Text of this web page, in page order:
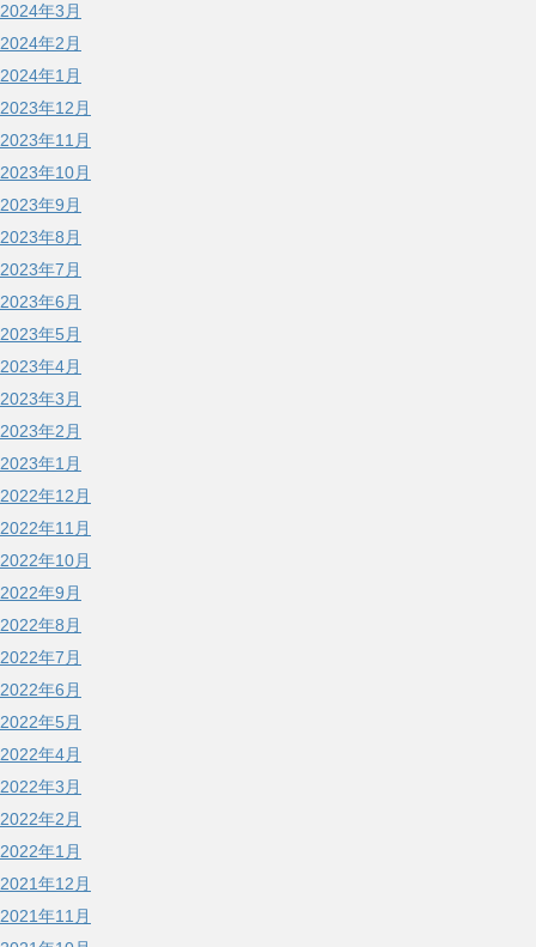
2024年3月
2024年2月
2024年1月
2023年12月
2023年11月
2023年10月
2023年9月
2023年8月
2023年7月
2023年6月
2023年5月
2023年4月
2023年3月
2023年2月
2023年1月
2022年12月
2022年11月
2022年10月
2022年9月
2022年8月
2022年7月
2022年6月
2022年5月
2022年4月
2022年3月
2022年2月
2022年1月
2021年12月
2021年11月